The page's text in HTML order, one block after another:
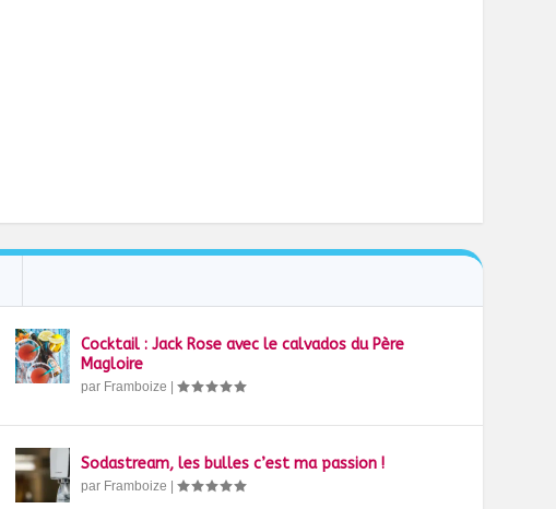
Cocktail : Jack Rose avec le calvados du Père
Magloire
par Framboize |
Sodastream, les bulles c’est ma passion !
par Framboize |